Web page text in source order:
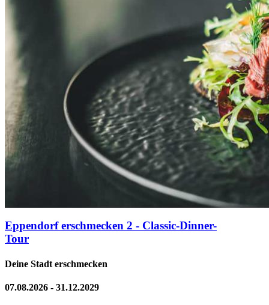
Eppendorf erschmecken 2 - Classic-Dinner-
Tour
Deine Stadt erschmecken
07.08.2026 - 31.12.2029